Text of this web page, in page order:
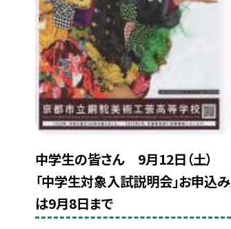
中学生の皆さん 9月12日（土）
「中学生対象入試説明会」お申込み
は9月8日まで